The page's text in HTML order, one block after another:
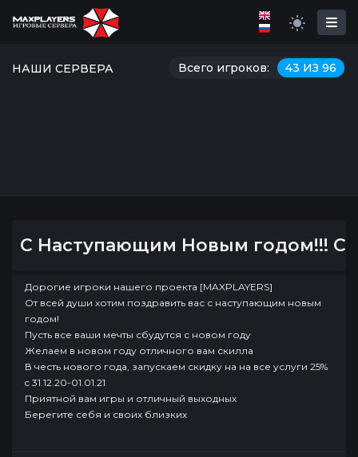
Всего игроков: 43 ИЗ 96
НАШИ СЕРВЕРА
С Наступающим Новым годом!!!
Дорогие игроки нашего проекта [MAXPLAYERS]
От всей души хотим поздравить вас с наступающим новым
годом!
Пусть все ваши мечты сбудутся с новом году
Желаем в новом году отличного вам скилла
В честь нового года, запускаем скидку на на все услуги 25%
c 31.12.20-01.01.21
Приятной вам игры и отличный выходных
Берегите себя и своих близких